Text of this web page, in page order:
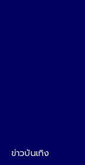
ข่าวบันเทิง